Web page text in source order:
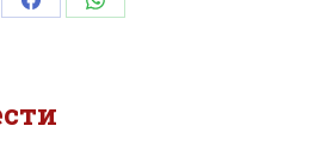
Share Share